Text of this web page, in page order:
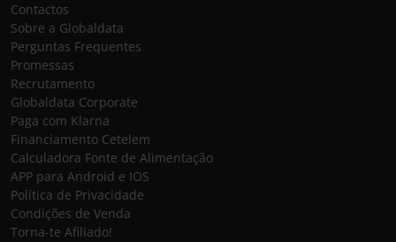
Contactos
Sobre a Globaldata
Perguntas Frequentes
Promessas
Recrutamento
Globaldata Corporate
Paga com Klarna
Financiamento Cetelem
Calculadora Fonte de Alimentação
APP para Android e IOS
Política de Privacidade
Condições de Venda
Torna-te Afiliado!